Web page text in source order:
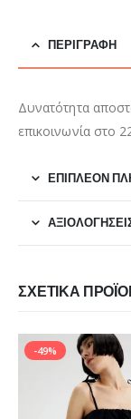
ΠΕΡΙΓΡΑΦΉ
Δυνατότητα
επικοινωνία στο
ΕΠΙΠΛΈΟΝ
ΣΧΕΤΙΚΆ
-49%